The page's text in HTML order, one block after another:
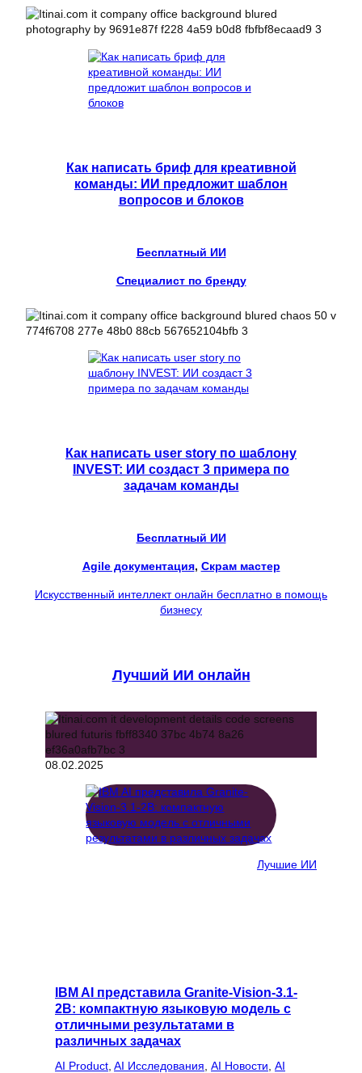
Как написать бриф для креативной
команды: ИИ предложит шаблон
вопросов и блоков
Бесплатный ИИ
Специалист по бренду
Как написать user story по шаблону
INVEST: ИИ создаст 3 примера по
задачам команды
Бесплатный ИИ
Agile документация, Скрам мастер
Искусственный интеллект онлайн бесплатно в помощь
бизнесу
Лучший ИИ онлайн
08.02.2025
Лучшие ИИ
IBM AI представила Granite-Vision-3.1-
2B: компактную языковую модель с
отличными результатами в
различных задачах
AI Product AI Исследования AI Новости AI